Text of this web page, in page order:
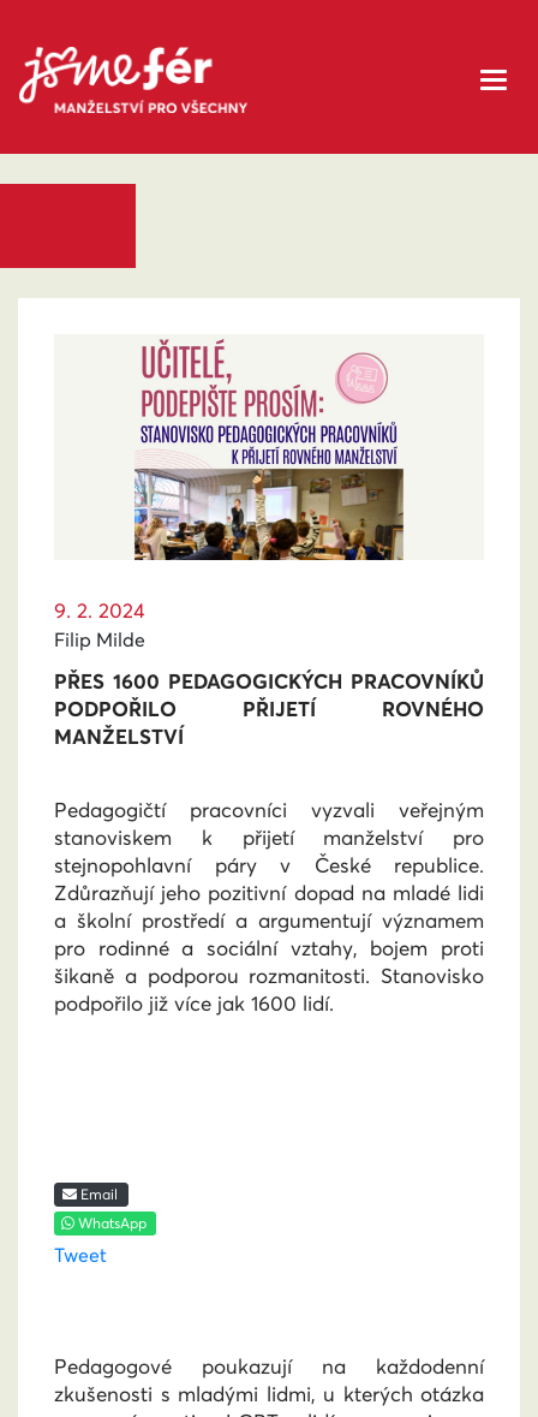
9. 2. 2024
Filip Milde
PŘES 1600 PEDAGOGICKÝCH PRACOVNÍKŮ
PODPOŘILO PŘIJETÍ ROVNÉHO
MANŽELSTVÍ
Pedagogičtí pracovníci vyzvali veřejným
stanoviskem k přijetí manželství pro
stejnopohlavní páry v České republice.
Zdůrazňují jeho pozitivní dopad na mladé lidi
a školní prostředí a argumentují významem
pro rodinné a sociální vztahy, bojem proti
šikaně a podporou rozmanitosti. Stanovisko
podpořilo již více jak 1600 lidí.
Email
WhatsApp
Tweet
Pedagogové poukazují na každodenní
zkušenosti s mladými lidmi, u kterých otázka